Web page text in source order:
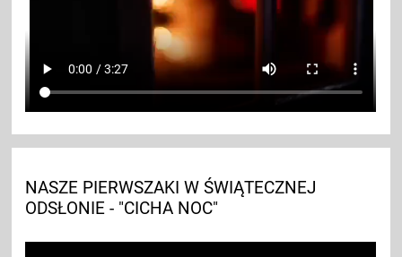
NASZE PIERWSZAKI W ŚWIĄTECZNEJ
ODSŁONIE - "CICHA NOC"